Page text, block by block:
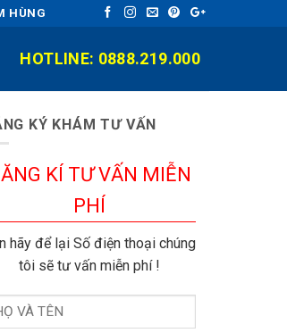
HÙNG
HOTLINE: 0888.219.000
KÝ KHÁM TƯ VẤN
KÍ TƯ VẤN MIỄN
PHÍ
hãy để lại Số điện thoại chúng
tôi sẽ tư vấn miễn phí !